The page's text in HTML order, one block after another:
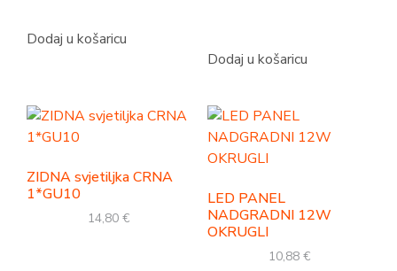
Dodaj u košaricu
Dodaj u košaricu
ZIDNA svjetiljka CRNA
1*GU10
14,80 €
LED PANEL
NADGRADNI 12W
OKRUGLI
10,88 €